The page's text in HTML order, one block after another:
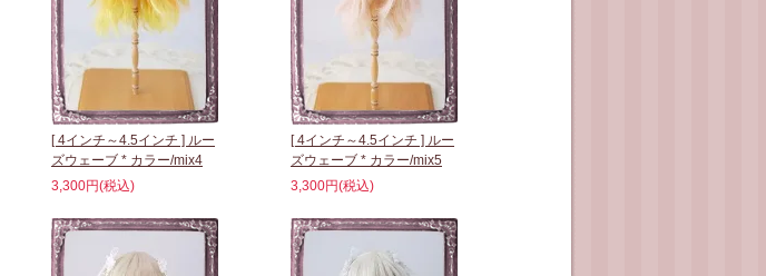
[ 4インチ～4.5インチ ] ルー
ズウェーブ * カラー/mix4
3,300円(税込)
[ 4インチ～4.5インチ ] ルー
ズウェーブ * カラー/mix5
3,300円(税込)